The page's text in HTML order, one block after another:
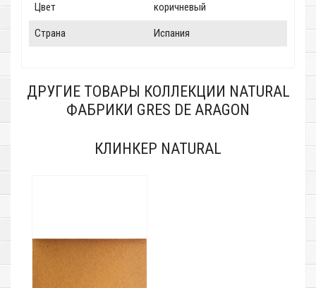
Цвет коричневый
Страна Испания
ДРУГИЕ ТОВАРЫ КОЛЛЕКЦИИ NATURAL
ФАБРИКИ GRES DE ARAGON
КЛИНКЕР NATURAL